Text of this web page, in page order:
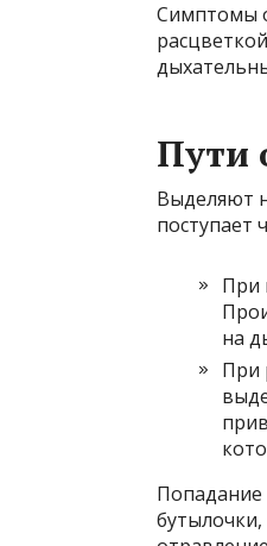
Симптомы
Пути
Выделяют
поступает
При
на
При
Попадание